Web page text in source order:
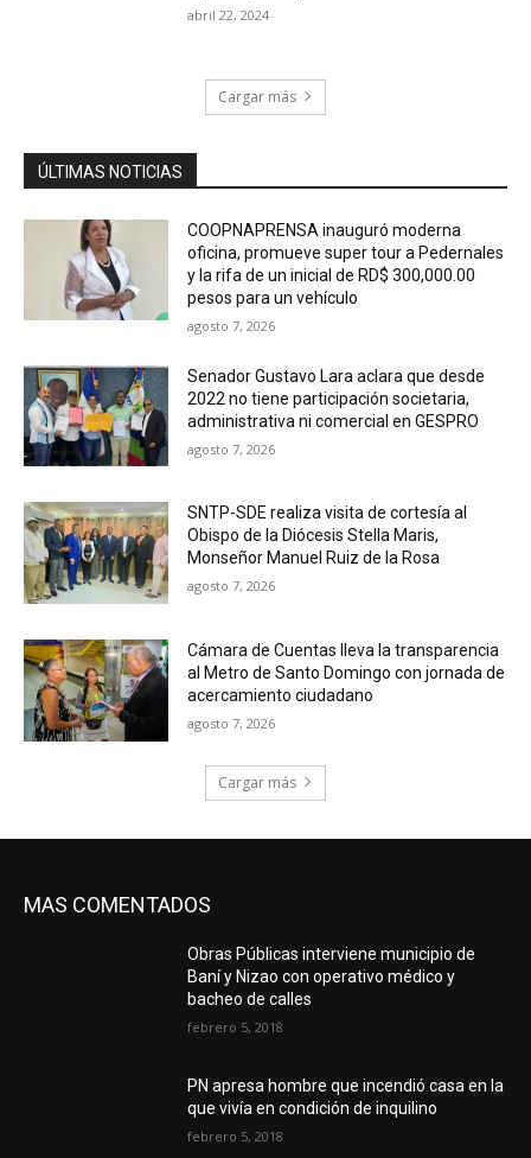
abril 22, 2024
Cargar más
ÚLTIMAS NOTICIAS
COOPNAPRENSA inauguró moderna
oficina, promueve super tour a Pedernales
y la rifa de un inicial de RD$ 300,000.00
pesos para un vehículo
agosto 7, 2026
Senador Gustavo Lara aclara que desde
2022 no tiene participación societaria,
administrativa ni comercial en GESPRO
agosto 7, 2026
SNTP-SDE realiza visita de cortesía al
Obispo de la Diócesis Stella Maris,
Monseñor Manuel Ruiz de la Rosa
agosto 7, 2026
Cámara de Cuentas lleva la transparencia
al Metro de Santo Domingo con jornada de
acercamiento ciudadano
agosto 7, 2026
Cargar más
MAS COMENTADOS
Obras Públicas interviene municipio de
Baní y Nizao con operativo médico y
bacheo de calles
febrero 5, 2018
PN apresa hombre que incendió casa en la
que vivía en condición de inquilino
febrero 5, 2018